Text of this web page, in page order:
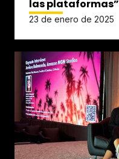
las plataformas”
23 de enero de 2025